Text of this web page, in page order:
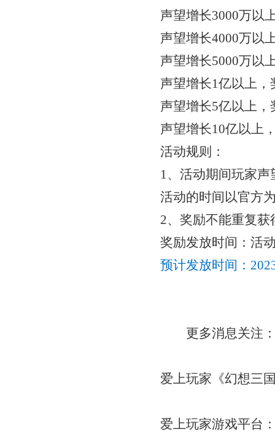
声望增长3000万以
声望增长4000万以
声望增长5000万以
声望增长1亿以上，
声望增长5亿以上，
声望增长10亿以上
活动规则：
1、活动期间玩家
活动的时间以官方
2、奖励不能重复
奖励发放时间：活
预计发放时间：
更多消息关注
爱上玩家《幻想三
爱上玩家游戏平台